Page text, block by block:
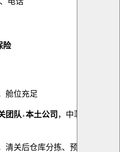
险
舱位充足
团队 + 本土公司 ，中菲双语沟通
清关后仓库分拣、预约派送、